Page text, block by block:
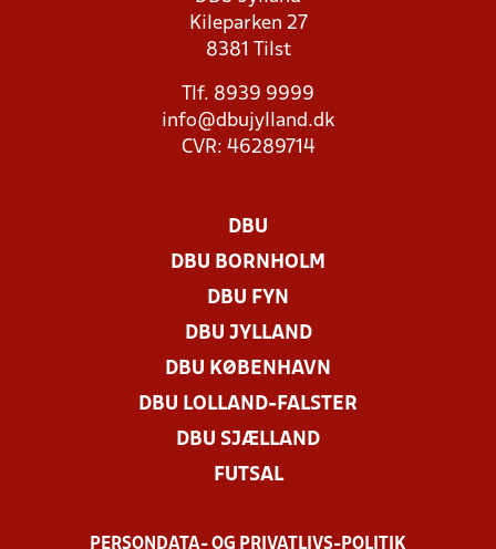
Kileparken 27
8381 Tilst
Tlf. 8939 9999
info@dbujylland.dk
CVR: 46289714
DBU
DBU BORNHOLM
DBU FYN
DBU JYLLAND
DBU KØBENHAVN
DBU LOLLAND-FALSTER
DBU SJÆLLAND
FUTSAL
PERSONDATA- OG PRIVATLIVS-POLITIK